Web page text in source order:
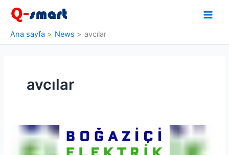
İçeriğe
atla
Ana sayfa
News avcılar
avcılar